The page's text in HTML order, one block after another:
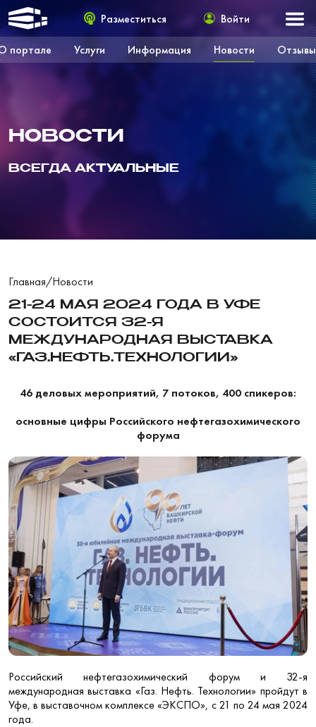
портале Услуги Информация Новости Отзывы
Разместиться Войти
НОВОСТИ
ВСЕГДА АКТУАЛЬНЫЕ
Главная/Новости
21-24 МАЯ 2024 ГОДА В УФЕ
СОСТОИТСЯ 32-Я
МЕЖДУНАРОДНАЯ ВЫСТАВКА
«ГАЗ.НЕФТЬ.ТЕХНОЛОГИИ»
46 деловых мероприятий, 7 потоков, 400 спикеров:
основные цифры Российского нефтегазохимического
форума
Российский нефтегазохимический форум и 32-я
международная выставка «Газ. Нефть. Технологии» пройдут в
Уфе, в выставочном комплексе «ЭКСПО», с 21 по 24 мая 2024
года.